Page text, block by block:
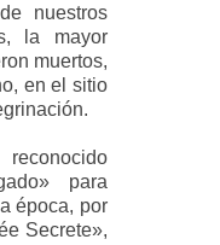
nuestros
la mayor
muertos,
en el sitio
para
época, por
Secrete»,